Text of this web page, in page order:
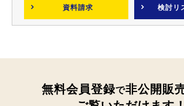
資料請求 検討リ
無料会員登録で非公開販